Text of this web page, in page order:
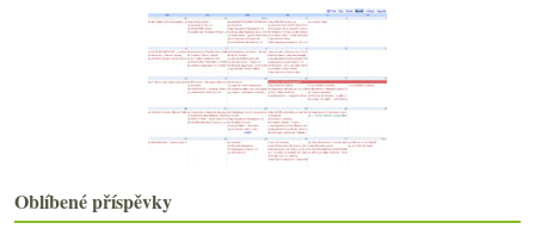
Praha pila víno
Macea ve Fajnšmekru a domácí kousky z archivu
Desetileté bubliny z Tanzbergu
Praha bude pít víno
Piknik hlavně s maďarskými víny
Roséčko a dvakrát Hibernal z Moravy
dubna(21)
Oblíbené příspěvky